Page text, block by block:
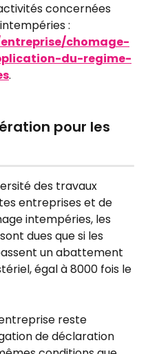
concernées
:
chomage-
du-regime-
.
pour les
des travaux
entreprises et de
intempéries, les
dues que si les
un abattement
égal à 8000 fois le
reste
de déclaration